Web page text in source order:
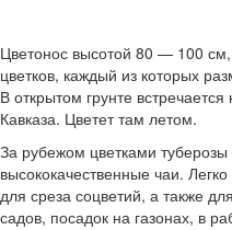
Цветонос высотой 80 — 100
цветков, каждый из которых
В открытом грунте
Кавказа. Цветет там летом.
За рубежом цветками
высококачественные чаи.
для среза соцветий, а также
садов, посадок на газонах, в